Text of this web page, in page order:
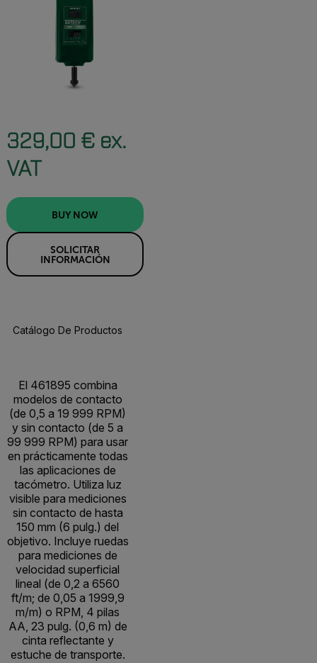
329,00 € ex.
VAT
BUY NOW
SOLICITAR
INFORMACIÓN
Catálogo De Productos
El 461895 combina
modelos de contacto
(de 0,5 a 19 999 RPM)
y sin contacto (de 5 a
99 999 RPM) para usar
en prácticamente todas
las aplicaciones de
tacómetro. Utiliza luz
visible para mediciones
sin contacto de hasta
150 mm (6 pulg.) del
objetivo. Incluye ruedas
para mediciones de
velocidad superficial
lineal (de 0,2 a 6560
ft/m; de 0,05 a 1999,9
m/m) o RPM, 4 pilas
AA, 23 pulg. (0,6 m) de
cinta reflectante y
estuche de transporte.